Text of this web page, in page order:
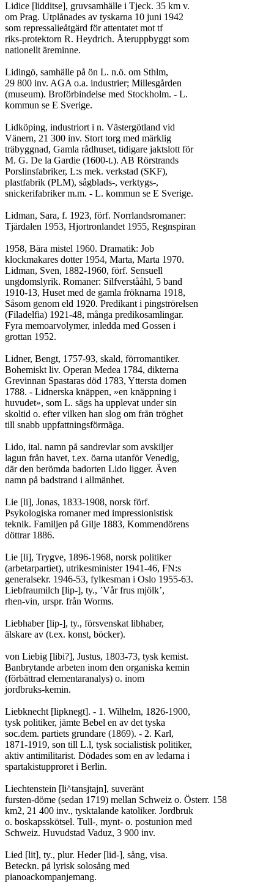
Lidice [lidditse], gruvsamhälle i Tjeck. 35 km v.
om Prag. Utplånades av tyskarna 10 juni 1942
som repressalieåtgärd för attentatet mot tf
riks-protektorn R. Heydrich. Återuppbyggt som
nationellt äreminne.
Lidingö, samhälle på ön L. n.ö. om Sthlm,
29 800 inv. AGA o.a. industrier; Millesgården
(museum). Broförbindelse med Stockholm. - L.
kommun se E Sverige.
Lidköping, industriort i n. Västergötland vid
Vänern, 21 300 inv. Stort torg med märklig
träbyggnad, Gamla rådhuset, tidigare jaktslott för
M. G. De la Gardie (1600-t.). AB Rörstrands
Porslinsfabriker, L:s mek. verkstad (SKF),
plastfabrik (PLM), sågblads-, verktygs-,
snickerifabriker m.m. - L. kommun se E Sverige.
Lidman, Sara, f. 1923, förf. Norrlandsromaner:
Tjärdalen 1953, Hjortronlandet 1955, Regnspiran
1958, Bära mistel 1960. Dramatik: Job
klockmakares dotter 1954, Marta, Marta 1970.
Lidman, Sven, 1882-1960, förf. Sensuell
ungdomslyrik. Romaner: Silfverstååhl, 5 band
1910-13, Huset med de gamla fröknarna 1918,
Såsom genom eld 1920. Predikant i pingströrelsen
(Filadelfia) 1921-48, många predikosamlingar.
Fyra memoarvolymer, inledda med Gossen i
grottan 1952.
Lidner, Bengt, 1757-93, skald, förromantiker.
Bohemiskt liv. Operan Medea 1784, dikterna
Grevinnan Spastaras död 1783, Yttersta domen
1788. - Lidnerska knäppen, »en knäppning i
huvudet», som L. sägs ha upplevat under sin
skoltid o. efter vilken han slog om från tröghet
till snabb uppfattningsförmåga.
Lido, ital. namn på sandrevlar som avskiljer
lagun från havet, t.ex. öarna utanför Venedig,
där den berömda badorten Lido ligger. Även
namn på badstrand i allmänhet.
Lie [li], Jonas, 1833-1908, norsk förf.
Psykologiska romaner med impressionistisk
teknik. Familjen på Gilje 1883, Kommendörens
döttrar 1886.
Lie [li], Trygve, 1896-1968, norsk politiker
(arbetarpartiet), utrikesminister 1941-46, FN:s
generalsekr. 1946-53, fylkesman i Oslo 1955-63.
Liebfraumilch [lip-], ty., ’Vår frus mjölk’,
rhen-vin, urspr. från Worms.
Liebhaber [lip-], ty., försvenskat libhaber,
älskare av (t.ex. konst, böcker).
von Liebig [libi?], Justus, 1803-73, tysk kemist.
Banbrytande arbeten inom den organiska kemin
(förbättrad elementaranalys) o. inom
jordbruks-kemin.
Liebknecht [lipknegt]. - 1. Wilhelm, 1826-1900,
tysk politiker, jämte Bebel en av det tyska
soc.dem. partiets grundare (1869). - 2. Karl,
1871-1919, son till L.l, tysk socialistisk politiker,
aktiv antimilitarist. Dödades som en av ledarna i
spartakistupproret i Berlin.
Liechtenstein [li^tansjtajn], suveränt
fursten-döme (sedan 1719) mellan Schweiz o. Österr. 158
km2, 21 400 inv., tysktalande katoliker. Jordbruk
o. boskapsskötsel. Tull-, mynt- o. postunion med
Schweiz. Huvudstad Vaduz, 3 900 inv.
Lied [lit], ty., plur. Heder [lid-], sång, visa.
Beteckn. på lyrisk solosång med
pianoackompanjemang.